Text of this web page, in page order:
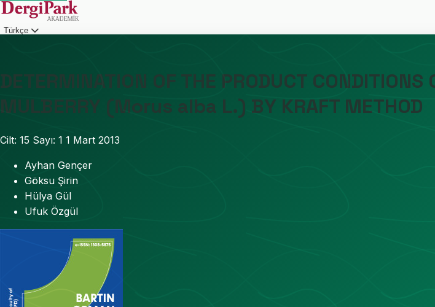
Türkçe
DETERMINATION OF THE PRODUCT
MULBERRY (Morus alba L.) BY KRAFT METHOD
Cilt: 15 Sayı: 1 1 Mart 2013
Ayhan Gençer
Göksu Şirin
Hülya Gül
Ufuk Özgül